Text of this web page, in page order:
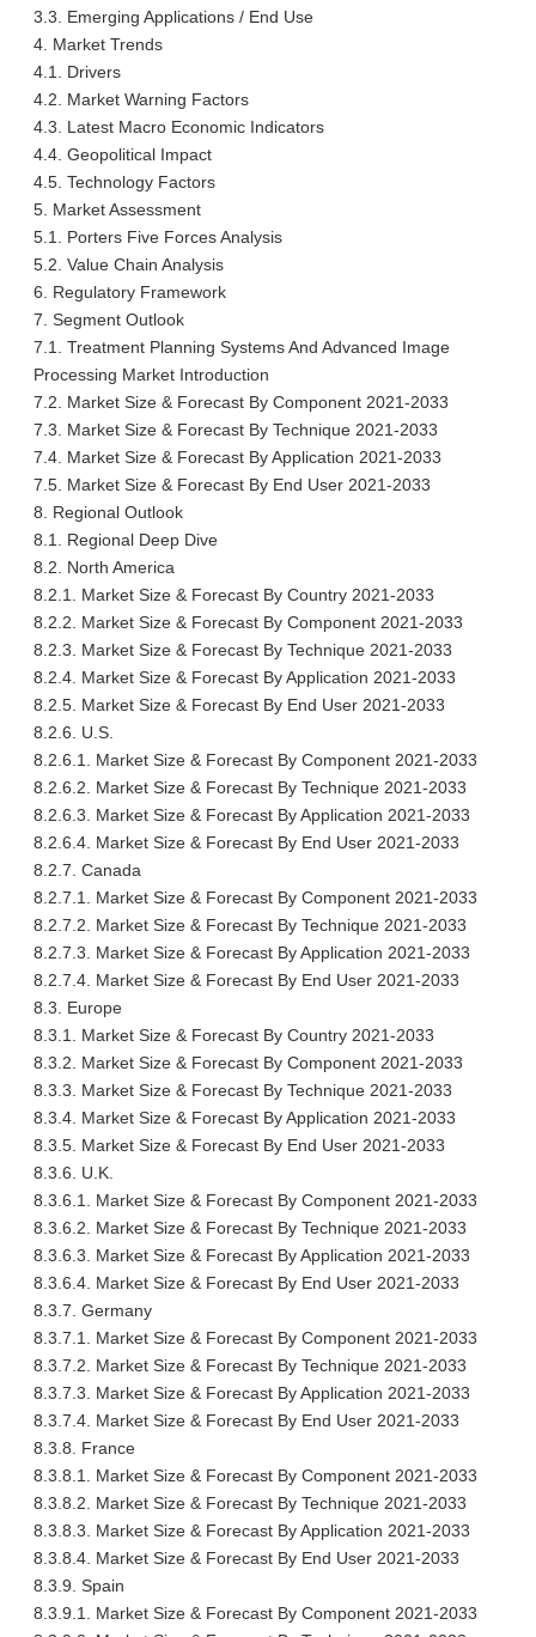
3.3. Emerging Applications / End Use
4. Market Trends
4.1. Drivers
4.2. Market Warning Factors
4.3. Latest Macro Economic Indicators
4.4. Geopolitical Impact
4.5. Technology Factors
5. Market Assessment
5.1. Porters Five Forces Analysis
5.2. Value Chain Analysis
6. Regulatory Framework
7. Segment Outlook
7.1. Treatment Planning Systems And Advanced Image
Processing Market Introduction
7.2. Market Size & Forecast By Component 2021-2033
7.3. Market Size & Forecast By Technique 2021-2033
7.4. Market Size & Forecast By Application 2021-2033
7.5. Market Size & Forecast By End User 2021-2033
8. Regional Outlook
8.1. Regional Deep Dive
8.2. North America
8.2.1. Market Size & Forecast By Country 2021-2033
8.2.2. Market Size & Forecast By Component 2021-2033
8.2.3. Market Size & Forecast By Technique 2021-2033
8.2.4. Market Size & Forecast By Application 2021-2033
8.2.5. Market Size & Forecast By End User 2021-2033
8.2.6. U.S.
8.2.6.1. Market Size & Forecast By Component 2021-2033
8.2.6.2. Market Size & Forecast By Technique 2021-2033
8.2.6.3. Market Size & Forecast By Application 2021-2033
8.2.6.4. Market Size & Forecast By End User 2021-2033
8.2.7. Canada
8.2.7.1. Market Size & Forecast By Component 2021-2033
8.2.7.2. Market Size & Forecast By Technique 2021-2033
8.2.7.3. Market Size & Forecast By Application 2021-2033
8.2.7.4. Market Size & Forecast By End User 2021-2033
8.3. Europe
8.3.1. Market Size & Forecast By Country 2021-2033
8.3.2. Market Size & Forecast By Component 2021-2033
8.3.3. Market Size & Forecast By Technique 2021-2033
8.3.4. Market Size & Forecast By Application 2021-2033
8.3.5. Market Size & Forecast By End User 2021-2033
8.3.6. U.K.
8.3.6.1. Market Size & Forecast By Component 2021-2033
8.3.6.2. Market Size & Forecast By Technique 2021-2033
8.3.6.3. Market Size & Forecast By Application 2021-2033
8.3.6.4. Market Size & Forecast By End User 2021-2033
8.3.7. Germany
8.3.7.1. Market Size & Forecast By Component 2021-2033
8.3.7.2. Market Size & Forecast By Technique 2021-2033
8.3.7.3. Market Size & Forecast By Application 2021-2033
8.3.7.4. Market Size & Forecast By End User 2021-2033
8.3.8. France
8.3.8.1. Market Size & Forecast By Component 2021-2033
8.3.8.2. Market Size & Forecast By Technique 2021-2033
8.3.8.3. Market Size & Forecast By Application 2021-2033
8.3.8.4. Market Size & Forecast By End User 2021-2033
8.3.9. Spain
8.3.9.1. Market Size & Forecast By Component 2021-2033